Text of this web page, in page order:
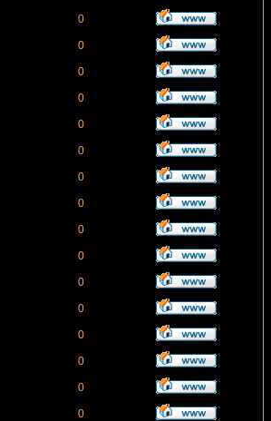
0
0
0
0
0
0
0
0
0
0
0
0
0
0
0
0